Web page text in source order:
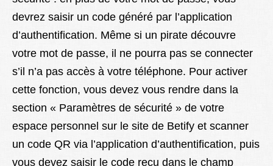
devrez saisir un code généré par l’application
d’authentification. Même si un pirate découvre
votre mot de passe, il ne pourra pas se connecter
s’il n’a pas accès à votre téléphone. Pour activer
cette fonction, vous devez vous rendre dans la
section « Paramètres de sécurité » de votre
espace personnel sur le site de Betify et scanner
un code QR via l’application d’authentification, puis
vous devez saisir le code reçu dans le champ